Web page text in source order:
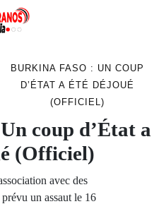
BURKINA FASO : UN COUP
D’ÉTAT A ÉTÉ DÉJOUÉ
(OFFICIEL)
coup d’État a
(Officiel)
avec des
un assaut le 16